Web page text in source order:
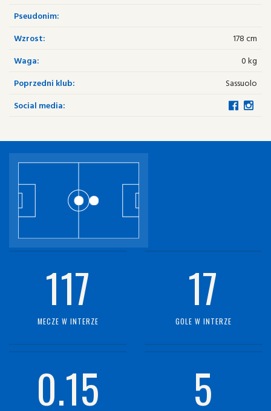
Pseudonim:
Wzrost:
178 cm
Waga:
0 kg
Poprzedni klub:
Sassuolo
Social media:
117
MECZE W INTERZE
17
GOLE W INTERZE
0.15 5